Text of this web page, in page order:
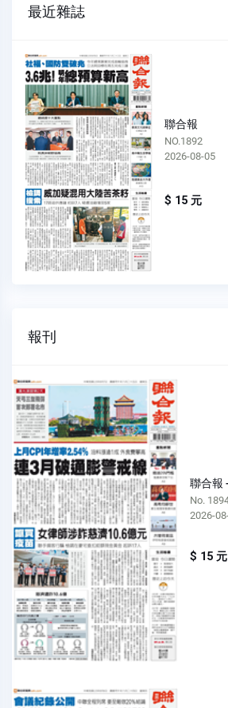
最近雜誌
聯合報
NO.1892
2026-08-05
$ 15 元
報刊
聯合報
No.
2026-
$ 15 元